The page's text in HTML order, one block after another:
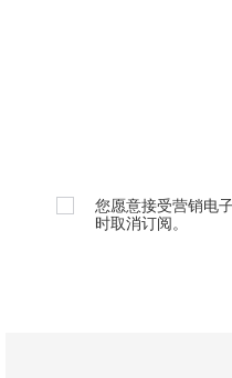
您愿意接受营销电
时取消订阅。